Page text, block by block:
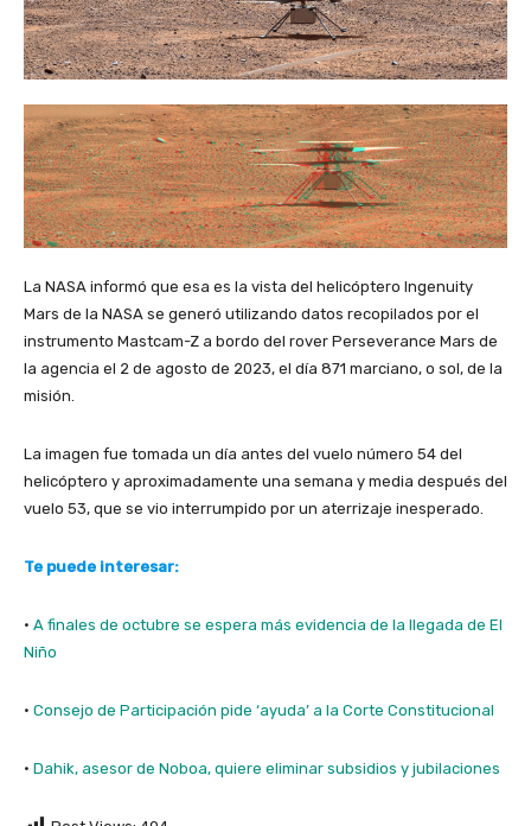
La NASA informó que esa es la vista del helicóptero Ingenuity
Mars de la NASA se generó utilizando datos recopilados por el
instrumento Mastcam-Z a bordo del rover Perseverance Mars de
la agencia el 2 de agosto de 2023, el día 871 marciano, o sol, de la
misión.
La imagen fue tomada un día antes del vuelo número 54 del
helicóptero y aproximadamente una semana y media después del
vuelo 53, que se vio interrumpido por un aterrizaje inesperado.
Te puede interesar:
· A finales de octubre se espera más evidencia de la llegada de El
Niño
· Consejo de Participación pide ‘ayuda’ a la Corte Constitucional
· Dahik, asesor de Noboa, quiere eliminar subsidios y jubilaciones